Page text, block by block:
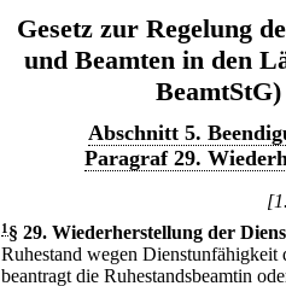
Gesetz zur Regelung
und Beamten in den
Abschnitt 5.
Paragraf 29.
1 § 29. Wiederherstellung der
Ruhestand wegen
beantragt die Ruhestandsbeamtin